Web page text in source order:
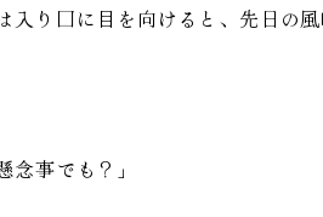
り口に目を向けると、先日の
事でも？」